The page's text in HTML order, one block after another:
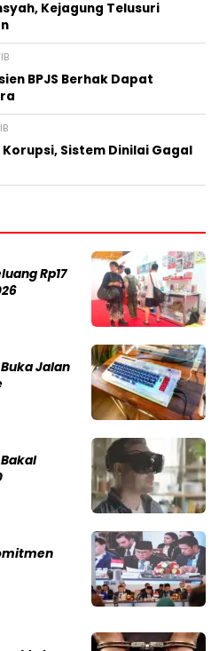
Kejagung Telusuri
BPJS Berhak Dapat
Sistem Dinilai Gagal
Rp17
Jalan